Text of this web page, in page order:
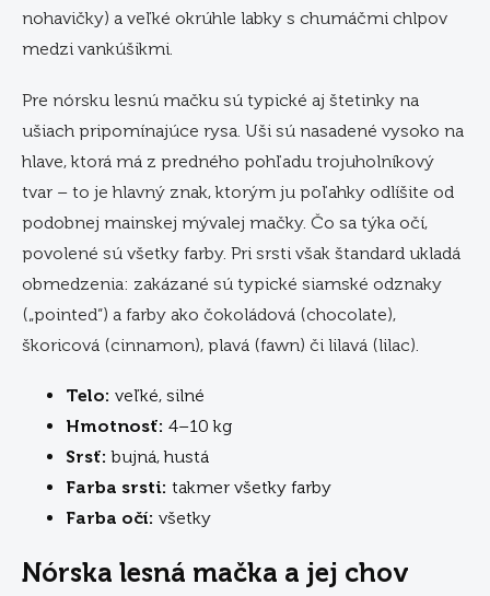
nohavičky) a veľké okrúhle labky s chumáčmi chlpov
medzi vankúšikmi.
Pre nórsku lesnú mačku sú typické aj štetinky na
ušiach pripomínajúce rysa. Uši sú nasadené vysoko na
hlave, ktorá má z predného pohľadu trojuholníkový
tvar – to je hlavný znak, ktorým ju poľahky odlíšite od
podobnej mainskej mývalej mačky. Čo sa týka očí,
povolené sú všetky farby. Pri srsti však štandard ukladá
obmedzenia: zakázané sú typické siamské odznaky
(„pointed“) a farby ako čokoládová (chocolate),
škoricová (cinnamon), plavá (fawn) či lilavá (lilac).
Telo: veľké, silné
Hmotnosť: 4–10 kg
Srsť: bujná, hustá
Farba srsti: takmer všetky farby
Farba očí: všetky
Nórska lesná mačka a jej chov